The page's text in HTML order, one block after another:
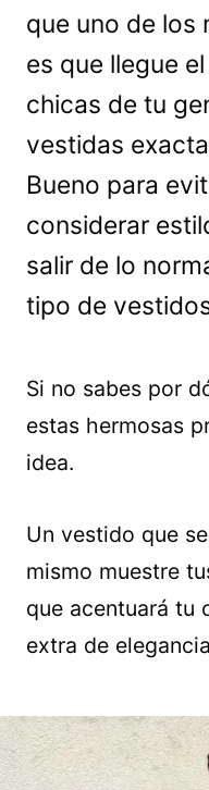
que uno de los
es que llegue
chicas de tu
vestidas
Bueno para
considerar
salir de lo
tipo de
Si no sabes por
estas hermosas
idea.
Un vestido que
mismo muestre
que acentuará tu
extra de